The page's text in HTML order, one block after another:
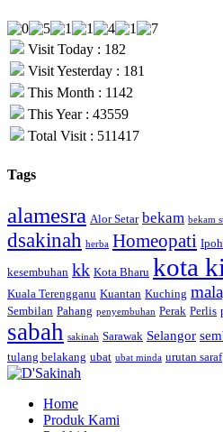
Visit Today : 182
Visit Yesterday : 181
This Month : 1142
This Year : 43559
Total Visit : 511417
Tags
alamesra Alor Setar bekam bekam
dsakinah herba Homeopati Ipoh
kesembuhan kk Kota Bharu kota
Kuala Terengganu Kuantan Kuching
Sembilan Pahang penyembuhan Perak Perlis
sabah sakinah Sarawak Selangor
tulang belakang ubat ubat minda urutan saraf
Home
Produk Kami